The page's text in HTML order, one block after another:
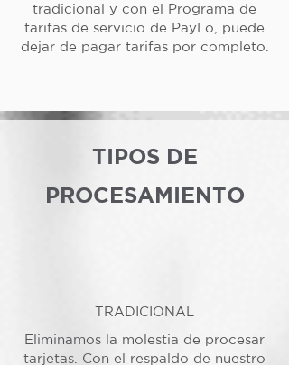
tradicional y con el Programa de
tarifas de servicio de PayLo, puede
dejar de pagar tarifas por completo.
TIPOS DE
PROCESAMIENTO
TRADICIONAL
Eliminamos la molestia de procesar
tarjetas. Con el respaldo de nuestro